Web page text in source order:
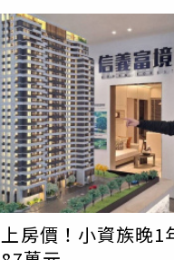
保守，也讓小資購屋力
持續墊高，加上限貸措
房價高、自備款增加、
購屋總價已突破千萬元門
用管制以來新低，降至
數約要2成5，加上利率條
尤其對財務條件有限的
屋門檻越來越高，還越
擔年增不輸雙北進一步
平均房屋鑑估值全面站
升壓，雙北小資房貸金
，晚一年入手，房貸負
房價！小資族晚